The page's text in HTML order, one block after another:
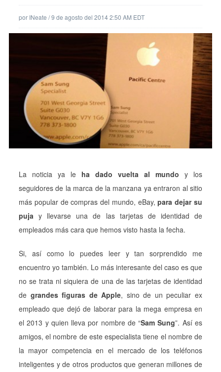
por INeate /9 de agosto del 2014 2:50 AM EDT
La noticia ya le ha dado vuelta al mundo y los
seguidores de la marca de la manzana ya entraron al sitio
más popular de compras del mundo, eBay,para dejar su
puja y llevarse una de las tarjetas de identidad de
empleados más cara que hemos visto hasta la fecha.
Si, así como lo puedes leer y tan sorprendido me
encuentro yo también. Lo más interesante del caso es que
no se trata ni siquiera de una de las tarjetas de identidad
de grandes figuras de Apple, sino de un peculiar ex
empleado que dejó de laborar para la mega empresa en
el 2013 y quien lleva por nombre de “Sam Sung”. Así es
amigos, el nombre de este especialista tiene el nombre de
la mayor competencia en el mercado de los teléfonos
inteligentes y de otros productos que generan millones de